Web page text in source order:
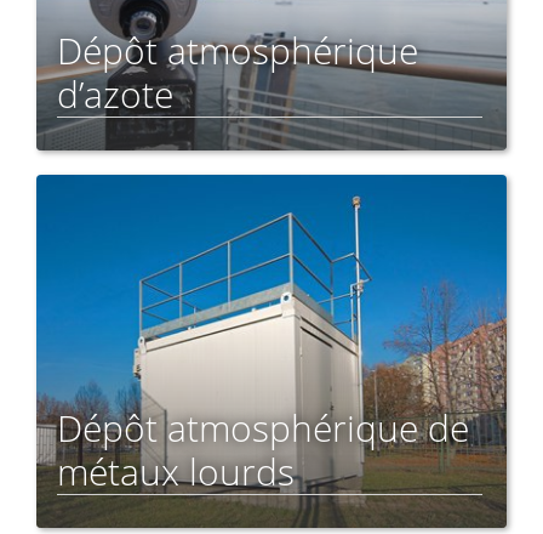
Dépôt atmosphérique
d’azote
Dépôt atmosphérique de
métaux lourds